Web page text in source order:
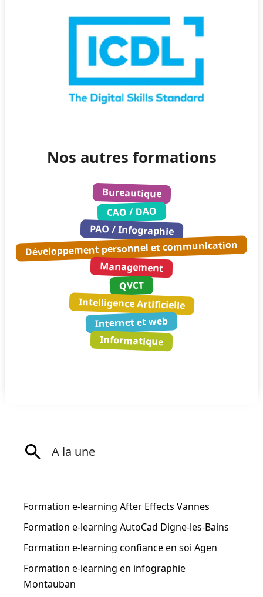
Nos autres formations
Bureautique
CAO / DAO
PAO / Infographie
Développement personnel et communication
Management
QVCT
Intelligence Artificielle
Internet et web
Informatique
A la une
Formation e-learning After Effects Vannes
Formation e-learning AutoCad Digne-les-Bains
Formation e-learning confiance en soi Agen
Formation e-learning en infographie
Montauban